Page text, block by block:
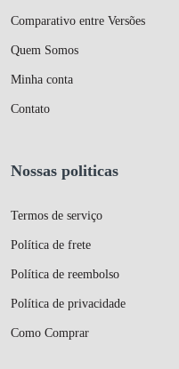
Comparativo entre Versões
Quem Somos
Minha conta
Contato
Nossas politicas
Termos de serviço
Política de frete
Política de reembolso
Política de privacidade
Como Comprar